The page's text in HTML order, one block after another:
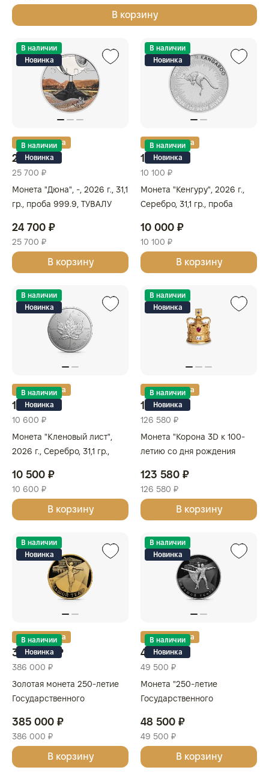
В корзину
В наличии
Новинка
Золотая карта
В наличии
Новинка
24 700 ₽
25 700 ₽
Монета "Дюна", -, 2026 г., 31,1
гр., проба 999.9, ТУВАЛУ
24 700 ₽
25 700 ₽
В корзину
В наличии
Новинка
Золотая карта
В наличии
Новинка
10 000 ₽
10 100 ₽
Монета "Кенгуру", 2026 г.,
Серебро, 31,1 гр., проба
10 000 ₽
10 100 ₽
В корзину
В наличии
Новинка
Золотая карта
В наличии
Новинка
10 500 ₽
10 600 ₽
Монета "Кленовый лист",
2026 г., Серебро, 31,1 гр.,
10 500 ₽
10 600 ₽
В корзину
В наличии
Новинка
Золотая карта
В наличии
Новинка
123 580 ₽
126 580 ₽
Монета "Корона 3D к 100-
летию со дня рождения
2026г., Серебро, 155,5г,
Самоа
123 580 ₽
126 580 ₽
В корзину
В наличии
Новинка
Золотая карта
В наличии
Новинка
385 000 ₽
386 000 ₽
Золотая монета 250‑летие
Государственного
театра России,
Исторические события,
СПМД, 2026 г., 15,55 гр.,
проба 925, РОССИЯ
385 000 ₽
386 000 ₽
В корзину
В наличии
Новинка
Золотая карта
В наличии
Новинка
48 500 ₽
49 500 ₽
Монета "250‑летие
Государственного
театра России", СПМД, 2026
г., Серебро, 155,5 гр., проба
925, РОССИЯ
48 500 ₽
49 500 ₽
В корзину